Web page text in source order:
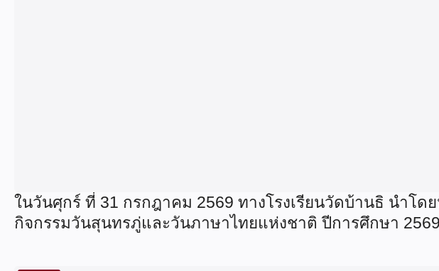
ในวันศุกร์ ที่ 31 กรกฎาคม 2569 ทางโรงเรียนวัดบ้านธิ นำโ
กิจกรรมวันสุนทรภู่และวันภาษาไทยแห่งชาติ ปีการศึกษา 2569